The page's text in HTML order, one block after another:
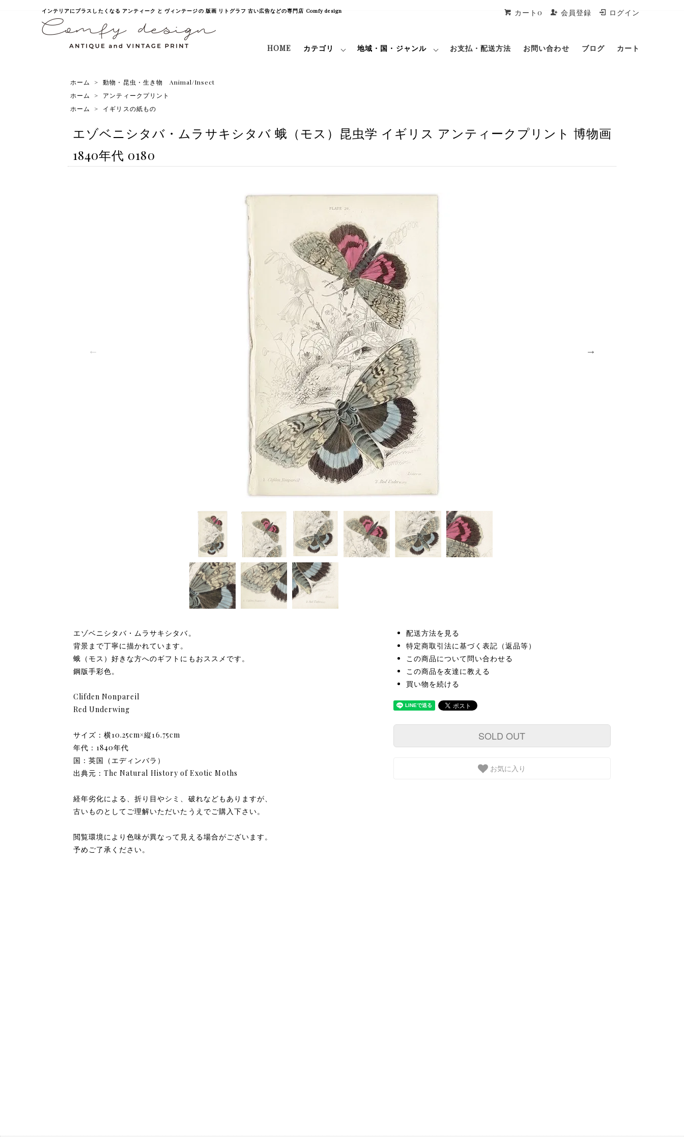
カート0 会員登録 ログイン
インテリアにプラスしたくなる アンティーク と ヴィンテージの 版画 リトグラフ 古い広告などの専門店 Comfy design
HOME カテゴリ 地域・国・ジャンル お支払・配送方法 お問い合わせ ブログ カート
ホーム >
動物・昆虫・生き物 Animal/Insect
ホーム
>
アンティークプリント
ホーム
> イギリスの紙もの
エゾベニシタバ・ムラサキシタバ 蛾（モス）昆虫学 イギリス アンティークプリント 博物画
1840年代 0180
エゾベニシタバ・ムラサキシタバ。
背景まで丁寧に描かれています。
蛾（モス）好きな方へのギフトにもおススメです。
鋼版手彩色。
Clifden Nonpareil
Red Underwing
サイズ：横10.25cm×縦16.75cm
年代：1840年代
国：英国（エディンバラ）
出典元：The Natural History of Exotic Moths
経年劣化による、折り目やシミ、破れなどもありますが、
古いものとしてご理解いただいたうえでご購入下さい。
閲覧環境により色味が異なって見える場合がございます。
予めご了承ください。
配送方法を見る
特定商取引法に基づく表記（返品等）
この商品について問い合わせる
この商品を友達に教える
買い物を続ける
SOLD OUT
お気に入り